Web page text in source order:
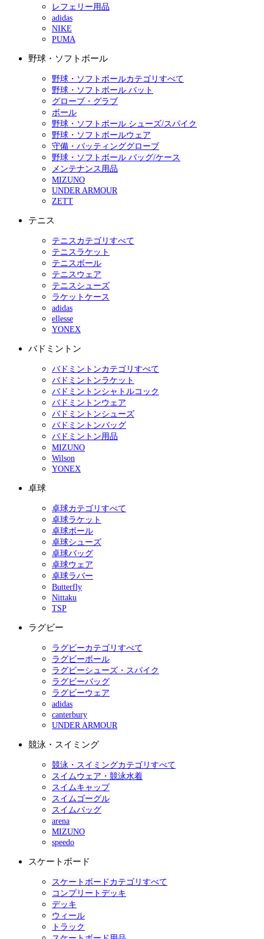
レフェリー用品
adidas
NIKE
PUMA
野球・ソフトボール
野球・ソフトボールカテゴリすべて
野球・ソフトボール バット
グローブ・グラブ
ボール
野球・ソフトボール シューズ/スパイク
野球・ソフトボールウェア
守備・バッティンググローブ
野球・ソフトボール バッグ/ケース
メンテナンス用品
MIZUNO
UNDER ARMOUR
ZETT
テニス
テニスカテゴリすべて
テニスラケット
テニスボール
テニスウェア
テニスシューズ
ラケットケース
adidas
ellesse
YONEX
バドミントン
バドミントンカテゴリすべて
バドミントンラケット
バドミントンシャトルコック
バドミントンウェア
バドミントンシューズ
バドミントンバッグ
バドミントン用品
MIZUNO
Wilson
YONEX
卓球
卓球カテゴリすべて
卓球ラケット
卓球ボール
卓球シューズ
卓球バッグ
卓球ウェア
卓球ラバー
Butterfly
Nittaku
TSP
ラグビー
ラグビーカテゴリすべて
ラグビーボール
ラグビーシューズ・スパイク
ラグビーバッグ
ラグビーウェア
adidas
canterbury
UNDER ARMOUR
競泳・スイミング
競泳・スイミングカテゴリすべて
スイムウェア・競泳水着
スイムキャップ
スイムゴーグル
スイムバッグ
arena
MIZUNO
speedo
スケートボード
スケートボードカテゴリすべて
コンプリートデッキ
デッキ
ウィール
トラック